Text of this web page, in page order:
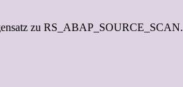
zu RS_ABAP_SOURCE_SCAN.